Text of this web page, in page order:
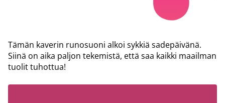
Tämän kaverin runosuoni alkoi sykkiä sadepäivänä.
Siinä on aika paljon tekemistä, että saa kaikki maailman
tuolit tuhottua!